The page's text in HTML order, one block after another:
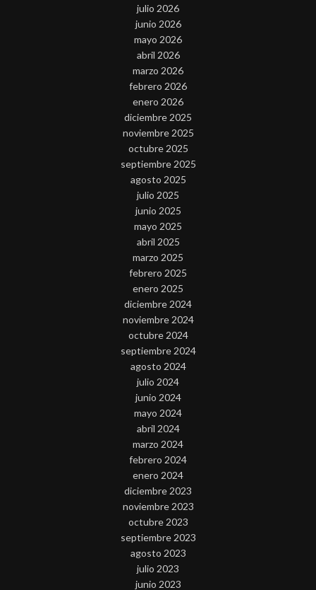
julio 2026
junio 2026
mayo 2026
abril 2026
marzo 2026
febrero 2026
enero 2026
diciembre 2025
noviembre 2025
octubre 2025
septiembre 2025
agosto 2025
julio 2025
junio 2025
mayo 2025
abril 2025
marzo 2025
febrero 2025
enero 2025
diciembre 2024
noviembre 2024
octubre 2024
septiembre 2024
agosto 2024
julio 2024
junio 2024
mayo 2024
abril 2024
marzo 2024
febrero 2024
enero 2024
diciembre 2023
noviembre 2023
octubre 2023
septiembre 2023
agosto 2023
julio 2023
junio 2023